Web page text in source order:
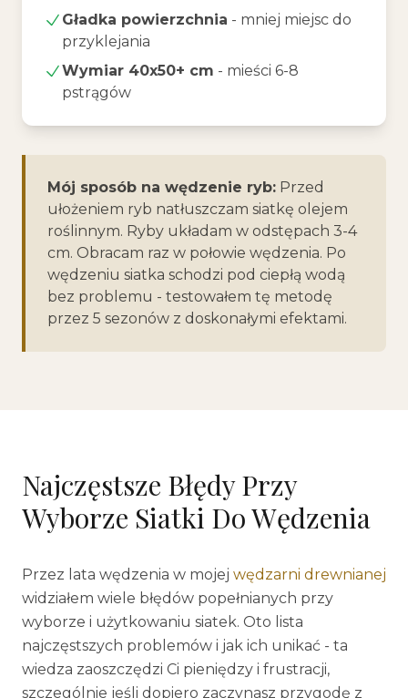
Gładka powierzchnia - mniej miejsc do
przyklejania
Wymiar 40x50+ cm - mieści 6-8
pstrągów
Mój sposób na wędzenie ryb: Przed
ułożeniem ryb natłuszczam siatkę olejem
roślinnym. Ryby układam w odstępach 3-4
cm. Obracam raz w połowie wędzenia. Po
wędzeniu siatka schodzi pod ciepłą wodą
bez problemu - testowałem tę metodę
przez 5 sezonów z doskonałymi efektami.
Najczęstsze Błędy Przy
Wyborze Siatki Do Wędzenia
Przez lata wędzenia w mojej wędzarni drewnianej
widziałem wiele błędów popełnianych przy
wyborze i użytkowaniu siatek. Oto lista
najczęstszych problemów i jak ich unikać - ta
wiedza zaoszczędzi Ci pieniędzy i frustracji,
szczególnie jeśli dopiero zaczynasz przygodę z